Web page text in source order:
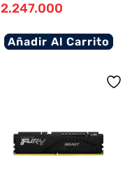
2.247.000
Añadir Al Carrito